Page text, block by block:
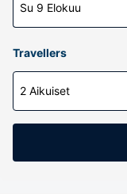
Su 9 Elokuu
Travellers
2 Aikuiset